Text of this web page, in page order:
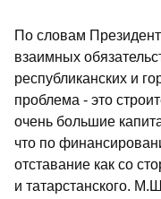
По словам
взаимных
республиканских и
проблема - это
очень большие
что по
отставание как со
и татарстанского.